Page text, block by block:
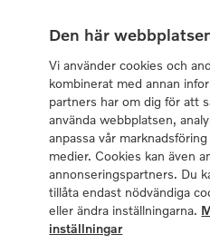
Meny
Vid skada Vad har hänt?
Den här
Vi använder cookies och
kombinerat med annan
partners har om dig för att
använda webbplatsen,
anpassa vår
medier. Cookies kan även
annonseringspartners. Du
tillåta endast nödvändiga
eller ändra inställningarna.
inställningar